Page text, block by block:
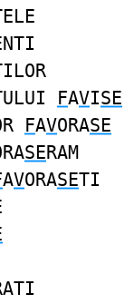
FAVISE
FAVORASE
SERAM
AVORASETI